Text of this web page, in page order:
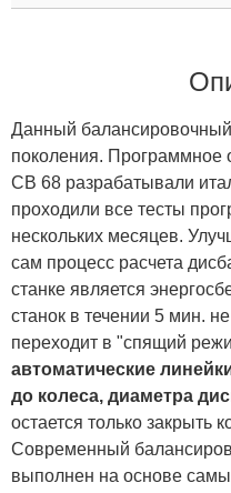
Данный балансировочный
поколения. Программное
CB 68 разрабатывали
проходили все тесты
нескольких месяцев.
сам процесс расчета
станке является
станок в течении 5 мин.
переходит в "спящий
автоматические
до колеса, диаметра
остается только закрыть
Современный
выполнен на основе